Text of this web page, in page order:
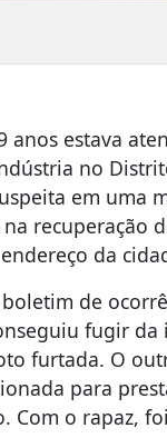
anos estava
no
em uma
recuperação
da
de
fugir
furtada. O
para
Com o rapaz,